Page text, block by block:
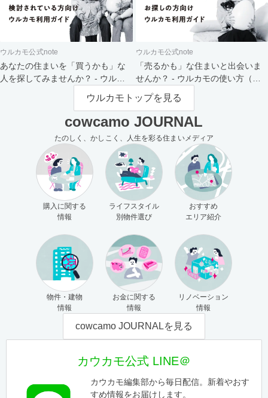
ウルカモ公式note
あなたの住まいを「買うかも」な
人を探してみませんか？ - ウルカ
ウルカモ公式note
「売るかも」な住まいと出会いま
せんか？ - ウルカモの使い方（買
主さま向け）
ウルカモトップを見る
cowcamo JOURNAL
たのしく、かしこく、人生を彩る住まいメディア
購入に関する
情報
ライフスタイル
別物件選び
おすすめ
エリア紹介
物件・建物
情報
お金に関する
情報
リノベーション
情報
cowcamo JOURNALを見る
カウカモ公式 LINE＠
カウカモ編集部から毎日配信。新着やおす
すめ情報をお届けします。